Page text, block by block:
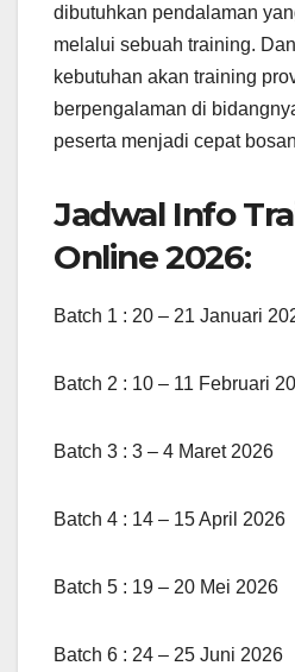
dibutuhkan pendalaman
melalui sebuah training.
kebutuhan akan training
berpengalaman di
peserta menjadi cepat
Jadwal Info
Online 2026:
Batch 1 : 20 – 21 Januari
Batch 2 : 10 – 11 Februari
Batch 3 : 3 – 4 Maret 2026
Batch 4 : 14 – 15 April 2026
Batch 5 : 19 – 20 Mei 2026
Batch 6 : 24 – 25 Juni 2026